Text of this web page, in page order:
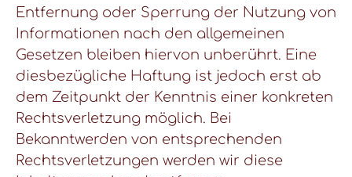
Entfernung oder Sperrung der Nutzung von
Informationen nach den allgemeinen
Gesetzen bleiben hiervon unberührt. Eine
diesbezügliche Haftung ist jedoch erst ab
dem Zeitpunkt der Kenntnis einer konkreten
Rechtsverletzung möglich. Bei
Bekanntwerden von entsprechenden
Rechtsverletzungen werden wir diese